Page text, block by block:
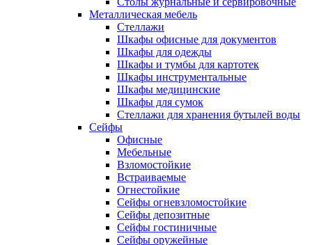
Металлическая мебель
Стеллажи
Шкафы офисные для документов
Шкафы для одежды
Шкафы и тумбы для картотек
Шкафы инструментальные
Шкафы медицинские
Шкафы для сумок
Стеллажи для хранения бутылей воды
Сейфы
Офисные
Мебельные
Взломостойкие
Встраиваемые
Огнестойкие
Сейфы огневзломостойкие
Сейфы депозитные
Сейфы гостиничные
Сейфы оружейные